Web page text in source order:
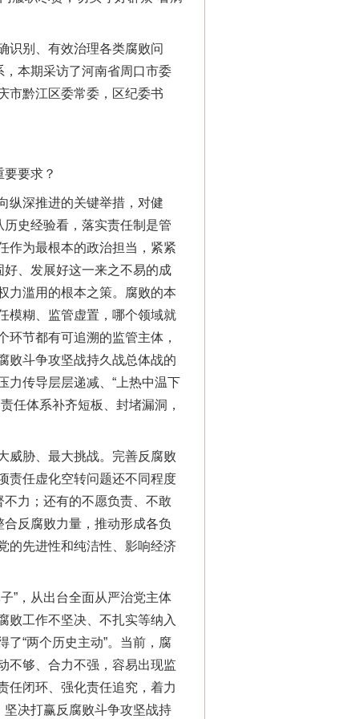
别、有效治理各类腐败问
，本期采访了河南省周口市委
市黔江区委常委，区纪委书
要求？
深推进的关键举措，对健
史经验看，落实责任制是管
作为最根本的政治担当，紧紧
好、发展好这一来之不易的成
力滥用的根本之策。腐败的本
模糊、监管虚置，哪个领域就
节都有可追溯的监管主体，
败斗争攻坚战持久战总体战的
力传导层层递减、“上热中温下
任体系补齐短板、封堵漏洞，
胁、最大挑战。完善反腐败
责任虚化空转问题还不同程度
力；还有的不愿负责、不敢
反腐败力量，推动形成各负
的先进性和纯洁性、影响经济
，从出台全面从严治党主体
败工作不坚决、不扎实等纳入
“两个历史主动”。当前，腐
不够、合力不强，容易出现监
任闭环、强化责任追究，着力
坚决打赢反腐败斗争攻坚战持